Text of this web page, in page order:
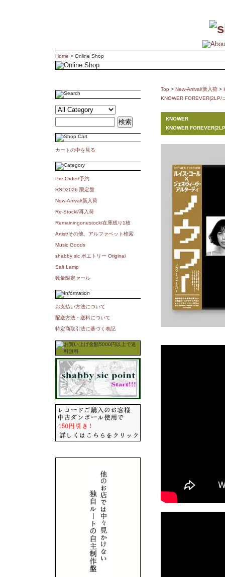
Home > Online Shop
カートの中を見る
Pre-Order/予約
RSD2026 限定盤
New-Arrival/新入荷
Re-Stockl/再入荷
Remainingonestock/在庫残り1枚
Artist/その他、アルファベット検索
Music Goods
shabby sic ポエトリー Original
Salt Lamp
数量限定セール
お支払い方法について
配送方法・送料について
特定商取引法に基づく表記
Top > New-Arrival/新入荷 >
KNOWER FOREVER(2LP/
KNOWER
KNOWER